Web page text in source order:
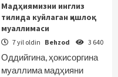
Мадҳиямизни инглиз
тилида куйлаган қишлоқ
муаллимаси
7 yil oldin Behzod 3 640
Оддийгина, ҳокисоргина
муаллима мадҳияни